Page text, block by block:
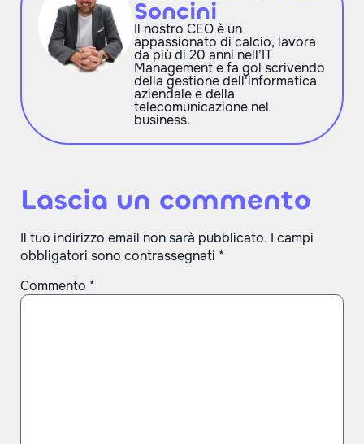
Soncini
Il nostro CEO è un
appassionato di calcio, lavora
da più di 20 anni nell’IT
Management e fa gol scrivendo
della gestione dell'informatica
aziendale e della
telecomunicazione nel
business.
Lascia un commento
Il tuo indirizzo email non sarà pubblicato. I campi
obbligatori sono contrassegnati *
Commento *